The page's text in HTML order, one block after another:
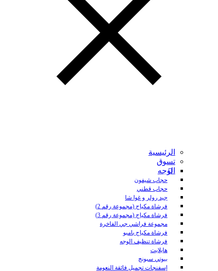
الرئيسية
تسوق
الوجه
حجاب شيفون
حجاب قطني
جيد رولر و غوا شا
فرشاة مكياج (مجموعة رقم 2)
فرشاة مكياج (مجموعة رقم 3)
مجموعة فراشي جي الفاخرة
فرشاة مكياج بامبو
فرشاة تنظيف الوجه
هايلايت
بيوتي سبونج
إسفنجات تجميل فائقة النعومة